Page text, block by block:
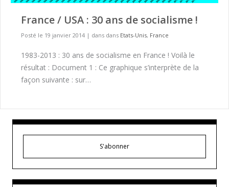
France / USA : 30 ans de socialisme !
Posté le 19 janvier 2014 | dans dans Etats-Unis, France
1983-2013 : 30 ans de socialisme en France ! Voilà le
résultat : Document 1 : Ce graphique s’interprète de la
façon suivante : sur…
S'abonner